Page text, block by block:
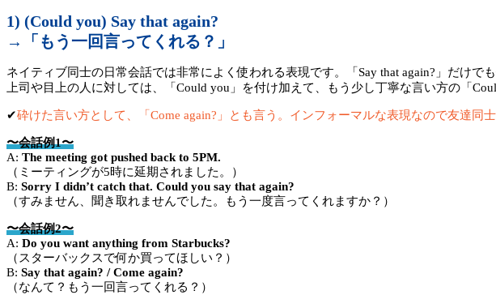
1) (Could you) Say that again?
→「もう一回言ってくれる？」
ネイティブ同士の日常会話では非常によく使われる表現です。「Say that again?」だけ
上司や目上の人に対しては、「Could you」を付け加えて、もう少し丁寧な言い方の「
✔︎砕けた言い方として、「Come again?」とも言う。インフォーマルな表現なので友達同
〜会話例1〜
A: The meeting got pushed back to 5PM.
（ミーティングが5時に延期されました。）
B: Sorry I didn’t catch that. Could you say that again?
（すみません、聞き取れませんでした。もう一度言ってくれますか？）
〜会話例2〜
A: Do you want anything from Starbucks?
（スターバックスで何か買ってほしい？）
B: Say that again? / Come again?
（なんて？もう一回言ってくれる？）